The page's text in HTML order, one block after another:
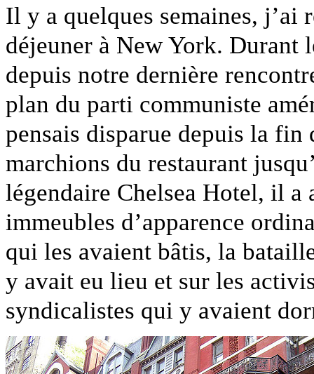
Il y a quelques semaines,
déjeuner à New York. Durant
depuis notre dernière
plan du parti communiste
pensais disparue depuis la fin
marchions du restaurant
légendaire Chelsea Hotel, il a
immeubles d’apparence
qui les avaient bâtis, la
y avait eu lieu et sur les
syndicalistes qui y avaient